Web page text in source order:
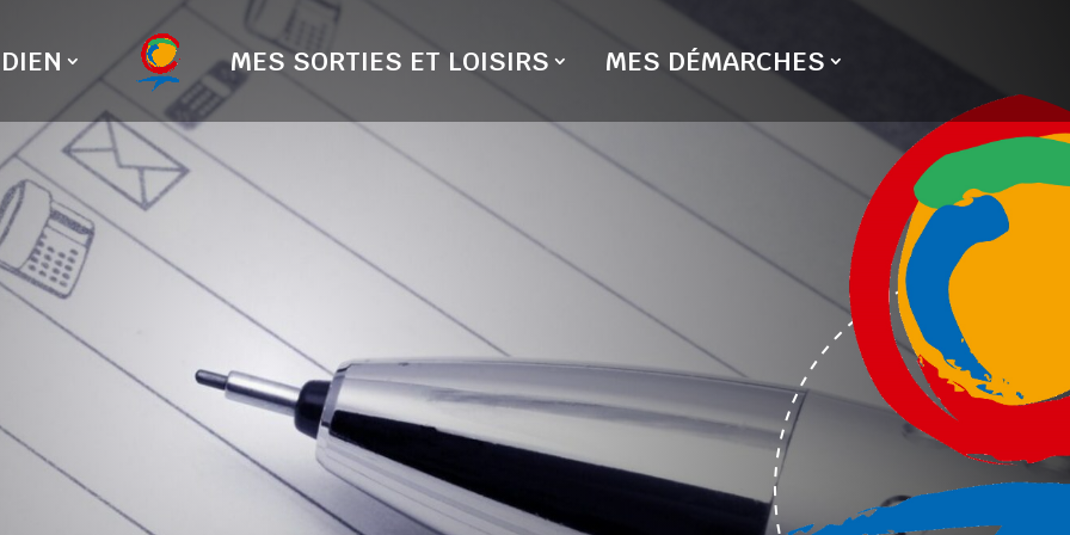
MES SORTIES ET LOISIRS MES DÉMARCHES